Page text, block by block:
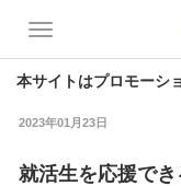
本サイトはプロモーシ
2023年01月23日
就活生を応援で